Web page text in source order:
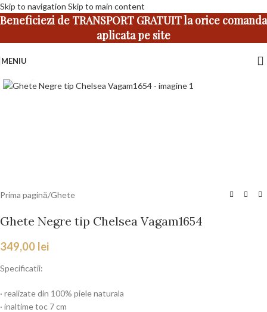
Skip to navigation Skip to main content
Beneficiezi de TRANSPORT GRATUIT la orice comanda
aplicata pe site
MENIU
Prima pagină/Ghete
Ghete Negre tip Chelsea Vagam1654
349,00 lei
Specificatii:
· realizate din 100% piele naturala
· inaltime toc 7 cm